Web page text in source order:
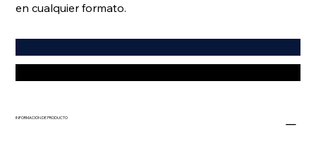
en cualquier formato.
INFORMACIÓN DE PRODUCTO